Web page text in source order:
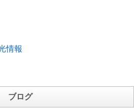
情報
ブログ